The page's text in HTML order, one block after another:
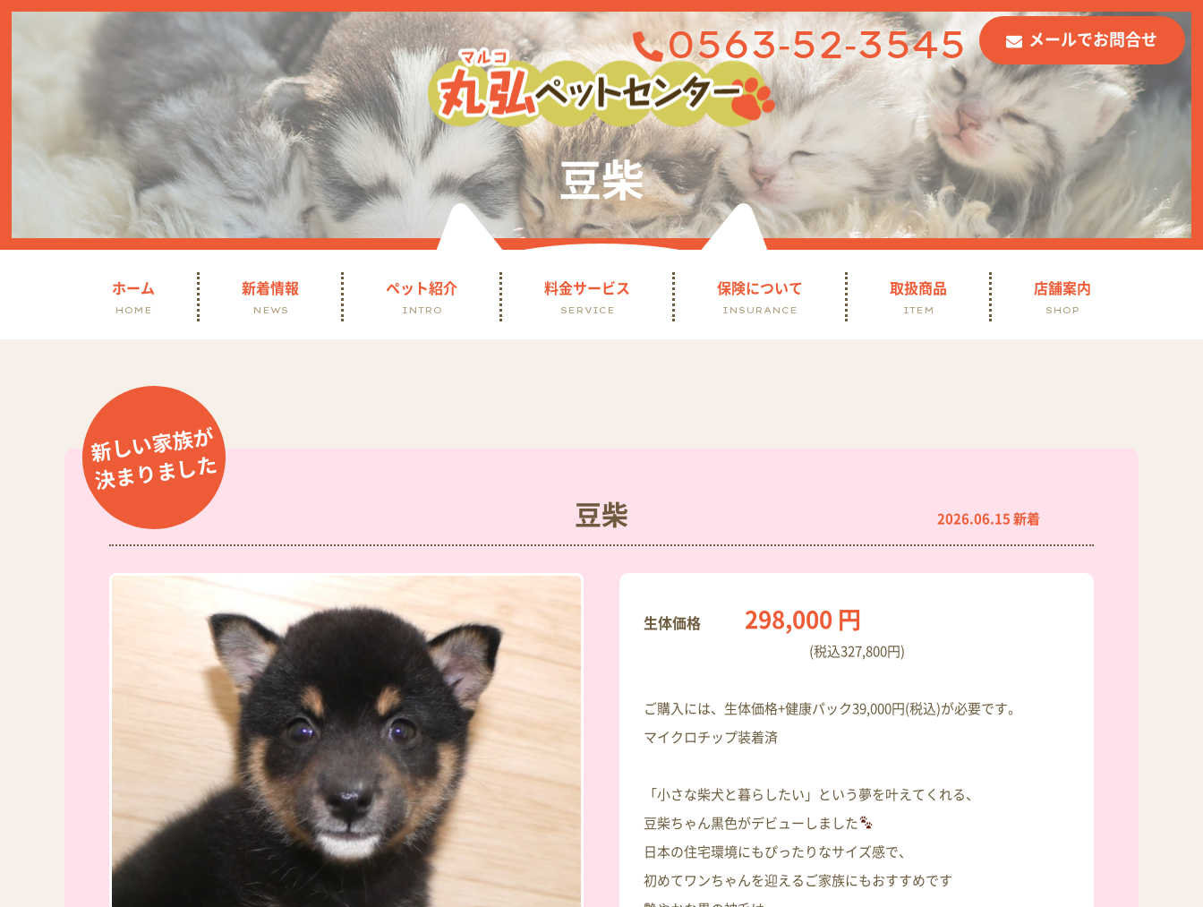
0563-52-3545 メールでお問合せ
豆柴
ホーム
HOME
新着情報
NEWS
ペット紹介
INTRO
料金サービス
SERVICE
保険について
INSURANCE
取扱商品
ITEM
店舗案内
SHOP
新しい家族が
決まりました
豆柴 2026.06.15 新着
生体価格 298,000 円
(税込327,800円)
ご購入には、生体価格+健康パック39,000円(税込)が必要です。
マイクロチップ装着済
「小さな柴犬と暮らしたい」という夢を叶えてくれる、
豆柴ちゃん黒色がデビューしました
日本の住宅環境にもぴったりなサイズ感で、
初めてワンちゃんを迎えるご家族にもおすすめです